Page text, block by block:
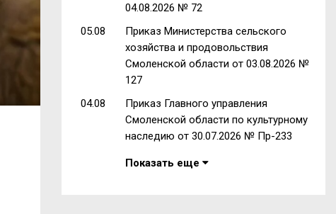
04.08.2026 № 72
05.08
Приказ Министерства сельского
хозяйства и продовольствия
Смоленской области от 03.08.2026 №
127
04.08
Приказ Главного управления
Смоленской области по культурному
наследию от 30.07.2026 № Пр-233
Показать еще